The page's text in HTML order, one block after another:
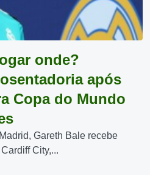
onde?
após
Copa do Mundo
Gareth Bale recebe
City,...